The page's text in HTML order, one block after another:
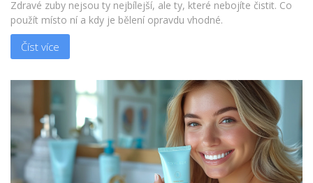
Zdravé zuby nejsou ty nejbílejší, ale ty, které nebojíte čistit. Co
použít místo ní a kdy je bělení opravdu vhodné.
Číst více